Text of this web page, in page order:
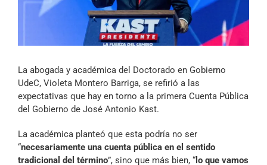
Especiales
Archivo Sonoro
La abogada y académica del Doctorado en Gobierno
UdeC, Violeta Montero Barriga, se refirió a las
expectativas que hay en torno a la primera Cuenta Pública
del Gobierno de José Antonio Kast.
La académica planteó que esta podría no ser
“necesariamente una cuenta pública en el sentido
tradicional del término”, sino que más bien, “ lo que vamos